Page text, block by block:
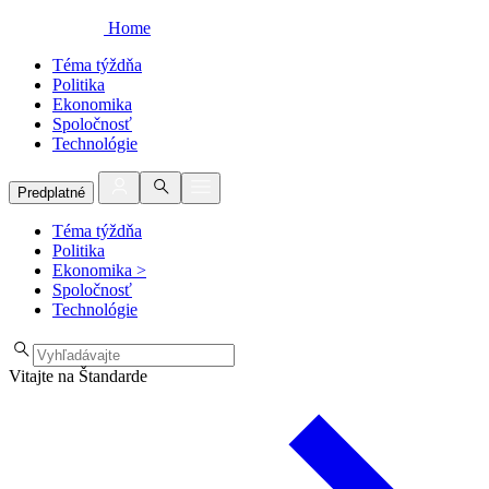
Home
Téma týždňa
Politika
Ekonomika
Spoločnosť
Technológie
Predplatné
Téma týždňa
Politika
Ekonomika >
Spoločnosť
Technológie
Vitajte na Štandarde